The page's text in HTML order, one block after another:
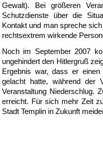
Gewalt). Bei größeren
Schutzdienste über die
Kontakt und man spreche
rechtsextrem wirkende
Noch im September 2007
ungehindert den Hitlergruß
Ergebnis war, dass er
gelacht hatte, während der
Veranstaltung Niederschlug.
erreicht. Für sich mehr Zeit
Stadt Templin in Zukunft